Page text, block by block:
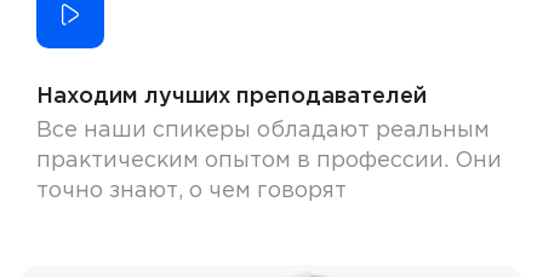
Находим лучших преподавателей
Все наши спикеры обладают реальным
практическим опытом в профессии. Они
точно знают, о чем говорят